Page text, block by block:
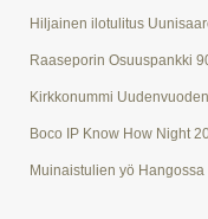
Hiljainen ilotulitus
Raaseporin Osuuspankki
Kirkkonummi
Boco IP Know How Night
Muinaistulien yö Hangossa